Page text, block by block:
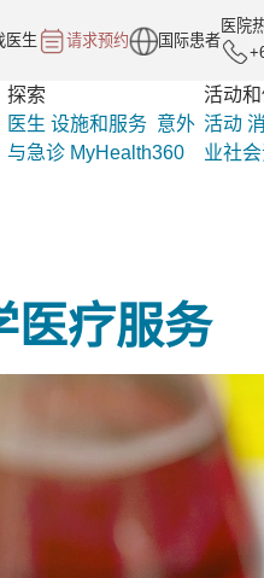
医生 请求预约 国际患者
医院
探索
医生 设施和服务 意外
与急诊 MyHealth360
活动
活动
业社
医疗服务